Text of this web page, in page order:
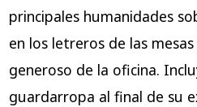
principales humanidades
en los letreros de las
generoso de la oficina.
guardarropa al final de su